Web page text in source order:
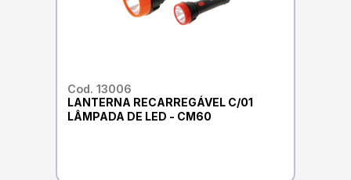
Cod. 13006
LANTERNA RECARREGÁVEL C/01
LÂMPADA DE LED - CM60